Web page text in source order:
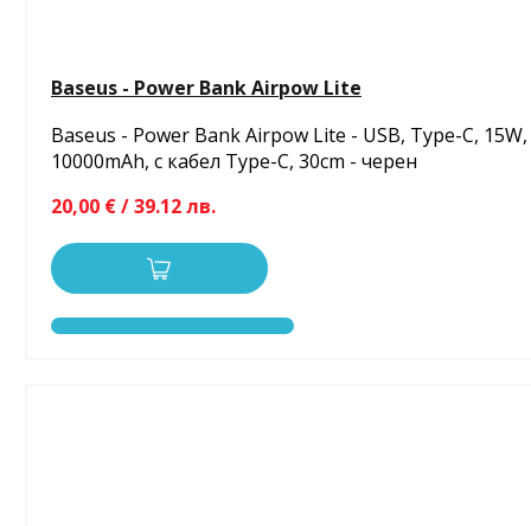
Baseus - Power Bank Airpow Lite
Baseus - Power Bank Airpow Lite - USB, Type-C, 15W,
10000mAh, с кабел Type-C, 30cm - черен
20,00 € / 39.12 лв.